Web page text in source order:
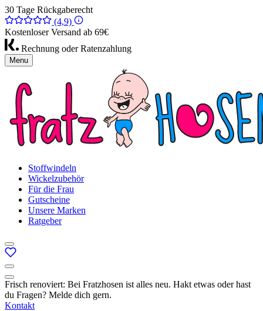
30 Tage Rückgaberecht
(4,9)
Kostenloser Versand ab 69€
Rechnung oder Ratenzahlung
Menu
Stoffwindeln
Wickelzubehör
Für die Frau
Gutscheine
Unsere Marken
Ratgeber
Frisch renoviert: Bei Fratzhosen ist alles neu. Hakt etwas oder hast
du Fragen? Melde dich gern.
Kontakt